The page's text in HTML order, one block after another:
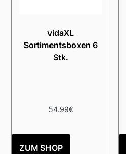
vidaXL
Sortimentsboxen 6
Stk.
54.99€
ZUM SHOP